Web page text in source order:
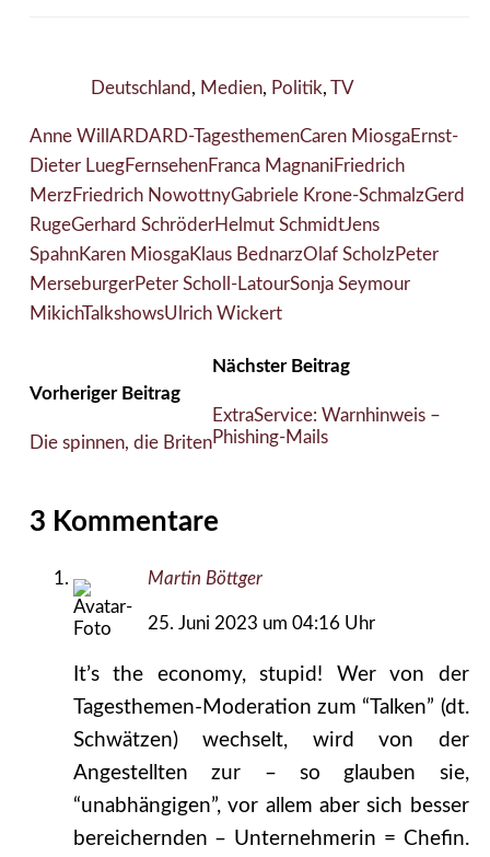
Deutschland , Medien, Politik, TV
Anne Will ARDARD-TagesthemenCaren MiosgaErnst-
Dieter LuegFernsehenFranca Magnani Friedrich
MerzFriedrich NowottnyGabriele Krone-SchmalzGerd
RugeGerhard SchröderHelmut SchmidtJens
SpahnKaren MiosgaKlaus BednarzOlaf ScholzPeter
MerseburgerPeter Scholl-LatourSonja Seymour
MikichTalkshowsUlrich Wickert
Vorheriger Beitrag
Die spinnen, die Briten
Nächster Beitrag
ExtraService: Warnhinweis –
Phishing-Mails
3 Kommentare
Martin Böttger
25. Juni 2023 um 04:16 Uhr
It’s the economy, stupid! Wer von der
Tagesthemen-Moderation zum “Talken” (dt.
Schwätzen) wechselt, wird von der
Angestellten zur – so glauben sie,
“unabhängigen”, vor allem aber sich besser
bereichernden – Unternehmerin = Chefin.